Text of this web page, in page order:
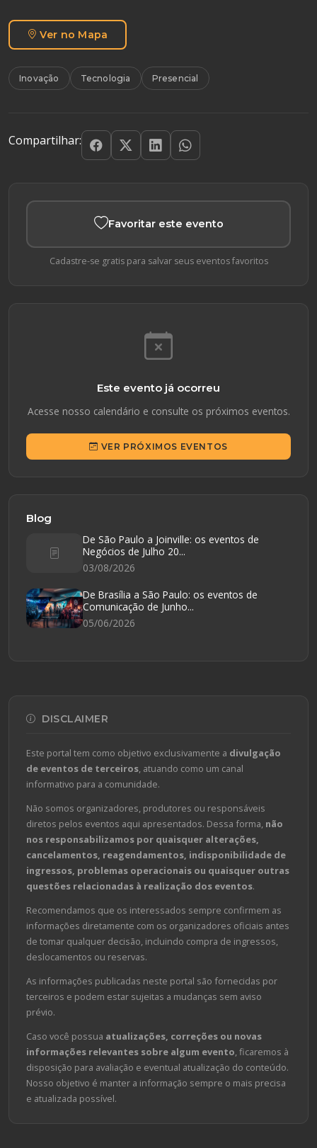
Ver no Mapa
Inovação Tecnologia Presencial
Compartilhar:
Favoritar este evento
Cadastre-se gratis para salvar seus eventos favoritos
Este evento já ocorreu
Acesse nosso calendário e consulte os próximos eventos.
VER PRÓXIMOS EVENTOS
Blog
De São Paulo a Joinville: os eventos de
Negócios de Julho 20...
03/08/2026
De Brasília a São Paulo: os eventos de
Comunicação de Junho...
05/06/2026
DISCLAIMER
Este portal tem como objetivo exclusivamente a divulgação
de eventos de terceiros , atuando como um canal
informativo para a comunidade.
Não somos organizadores, produtores ou responsáveis
diretos pelos eventos aqui apresentados. Dessa forma, não
nos responsabilizamos por quaisquer alterações,
cancelamentos, reagendamentos, indisponibilidade de
ingressos, problemas operacionais ou quaisquer outras
questões relacionadas à realização dos eventos.
Recomendamos que os interessados sempre confirmem as
informações diretamente com os organizadores oficiais antes
de tomar qualquer decisão, incluindo compra de ingressos,
deslocamentos ou reservas.
As informações publicadas neste portal são fornecidas por
terceiros e podem estar sujeitas a mudanças sem aviso
prévio.
Caso você possua atualizações, correções ou novas
informações relevantes sobre algum evento , ficaremos à
disposição para avaliação e eventual atualização do conteúdo.
Nosso objetivo é manter a informação sempre o mais precisa
e atualizada possível.